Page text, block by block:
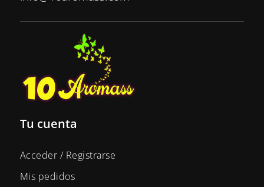
Tu cuenta
Acceder / Registrarse
Mis pedidos